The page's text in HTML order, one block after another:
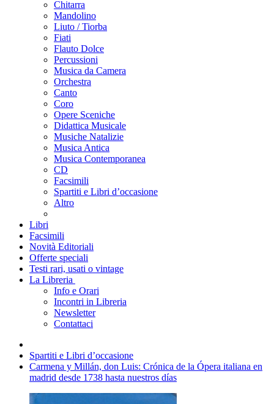
Chitarra
Mandolino
Liuto / Tiorba
Fiati
Flauto Dolce
Percussioni
Musica da Camera
Orchestra
Canto
Coro
Opere Sceniche
Didattica Musicale
Musiche Natalizie
Musica Antica
Musica Contemporanea
CD
Facsimili
Spartiti e Libri d’occasione
Altro
Libri
Facsimili
Novità Editoriali
Offerte speciali
Testi rari, usati o vintage
La Libreria
Info e Orari
Incontri in Libreria
Newsletter
Contattaci
Spartiti e Libri d’occasione
Carmena y Millán, don Luis: Crónica de la Ópera italiana en
madrid desde 1738 hasta nuestros días